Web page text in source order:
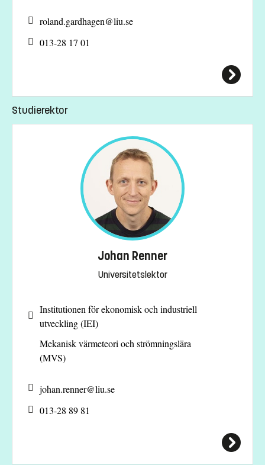
roland.gardhagen@liu.se
013-28 17 01
Studierektor
Johan Renner
Universitetslektor
Institutionen för ekonomisk och industriell
utveckling (IEI)
Mekanisk värmeteori och strömningslära
(MVS)
johan.renner@liu.se
013-28 89 81